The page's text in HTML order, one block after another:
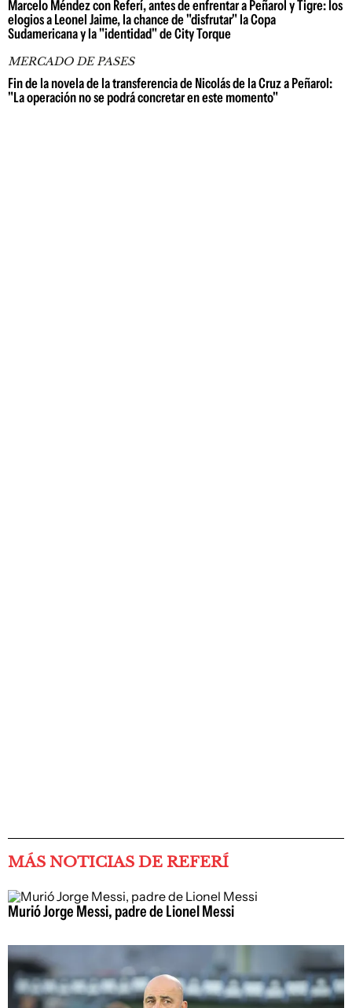
Marcelo Méndez con Referí, antes de enfrentar a Peñarol y Tigre: los
elogios a Leonel Jaime, la chance de "disfrutar" la Copa
Sudamericana y la "identidad" de City Torque
MERCADO DE PASES
Fin de la novela de la transferencia de Nicolás de la Cruz a Peñarol:
"La operación no se podrá concretar en este momento"
MÁS NOTICIAS DE REFERÍ
Murió Jorge Messi, padre de Lionel Messi